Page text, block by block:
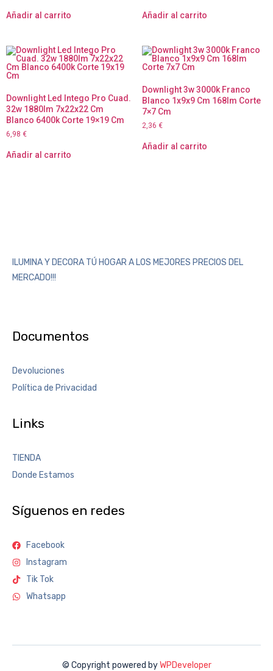
Añadir al carrito Añadir al carrito
Downlight Led Intego Pro Cuad.
32w 1880lm 7x22x22 Cm
Blanco 6400k Corte 19×19 Cm
6,98 €
Añadir al carrito
Downlight 3w 3000k Franco
Blanco 1x9x9 Cm 168lm Corte
7×7 Cm
2,36 €
Añadir al carrito
ILUMINA Y DECORA TÚ HOGAR A LOS MEJORES PRECIOS DEL
MERCADO!!!
Documentos
Devoluciones
Política de Privacidad
Links
TIENDA
Donde Estamos
Síguenos en redes
Facebook
Instagram
Tik Tok
Whatsapp
© Copyright powered byWPDeveloper